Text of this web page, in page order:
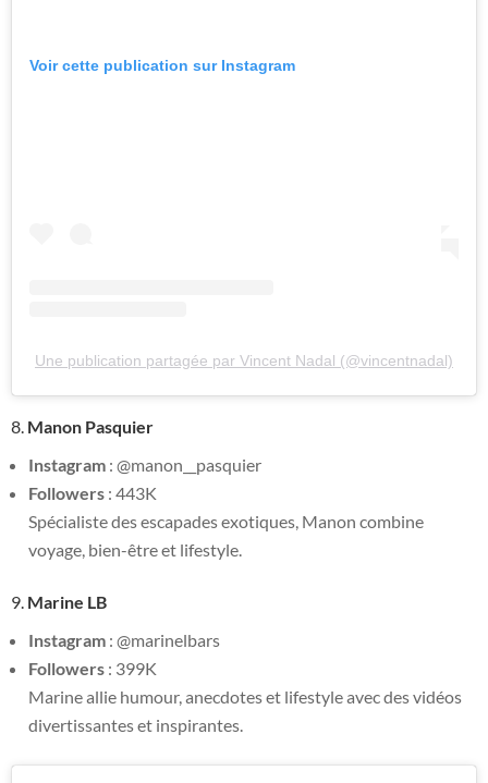
Voir cette publication sur Instagram
Une publication partagée par Vincent Nadal (@vincentnadal)
8. Manon Pasquier
Instagram : @manon__pasquier
Followers : 443K
Spécialiste des escapades exotiques, Manon combine
voyage, bien-être et lifestyle.
9. Marine LB
Instagram : @marinelbars
Followers : 399K
Marine allie humour, anecdotes et lifestyle avec des vidéos
divertissantes et inspirantes.